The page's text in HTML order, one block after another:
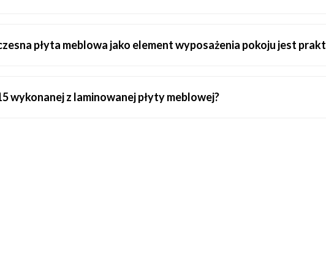
płyta meblowa jako element wyposażenia pokoju jest
wykonanej z laminowanej płyty meblowej?